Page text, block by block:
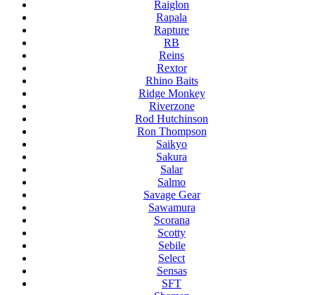
Raiglon
Rapala
Rapture
RB
Reins
Rextor
Rhino Baits
Ridge Monkey
Riverzone
Rod Hutchinson
Ron Thompson
Saikyo
Sakura
Salar
Salmo
Savage Gear
Sawamura
Scorana
Scotty
Sebile
Select
Sensas
SFT